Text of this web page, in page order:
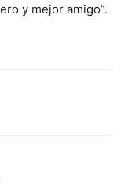
y mejor amigo”.